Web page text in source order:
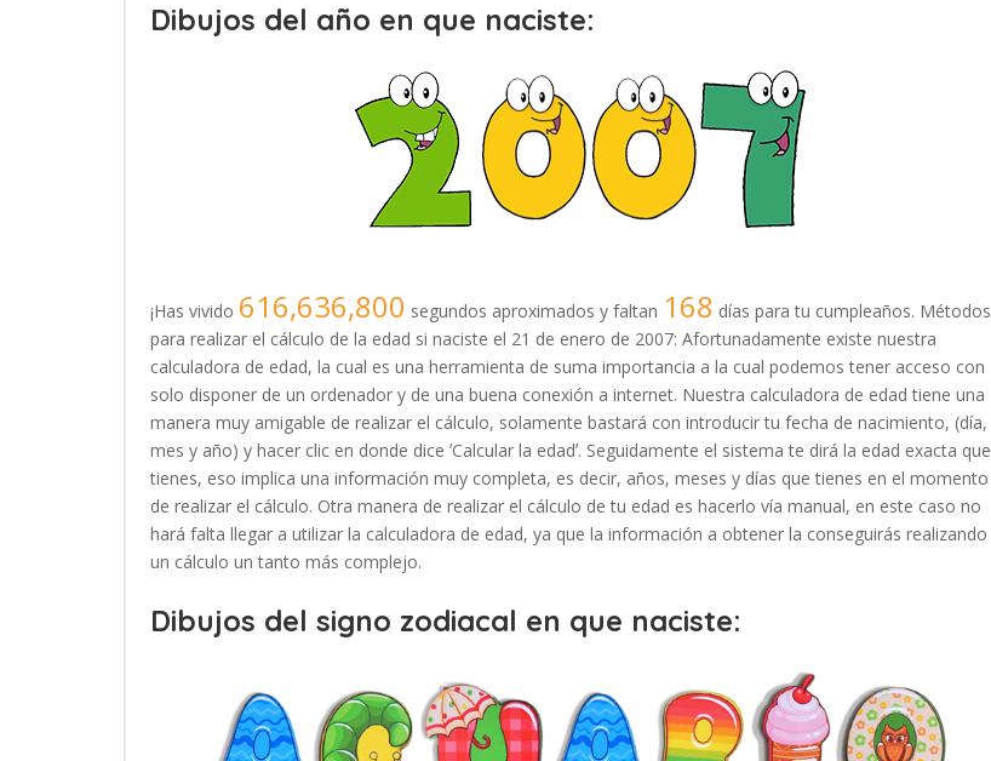
Dibujos del año en que naciste:
¡Has vivido 616,636,800 segundos aproximados y faltan 168 días para tu cumpleaños. Métodos
para realizar el cálculo de la edad si naciste el 21 de enero de 2007: Afortunadamente existe nuestra
calculadora de edad, la cual es una herramienta de suma importancia a la cual podemos tener acceso con
solo disponer de un ordenador y de una buena conexión a internet. Nuestra calculadora de edad tiene una
manera muy amigable de realizar el cálculo, solamente bastará con introducir tu fecha de nacimiento, (día,
mes y año) y hacer clic en donde dice ʼCalcular la edadʼ. Seguidamente el sistema te dirá la edad exacta que
tienes, eso implica una información muy completa, es decir, años, meses y días que tienes en el momento
de realizar el cálculo. Otra manera de realizar el cálculo de tu edad es hacerlo vía manual, en este caso no
hará falta llegar a utilizar la calculadora de edad, ya que la información a obtener la conseguirás realizando
un cálculo un tanto más complejo.
Dibujos del signo zodiacal en que naciste: